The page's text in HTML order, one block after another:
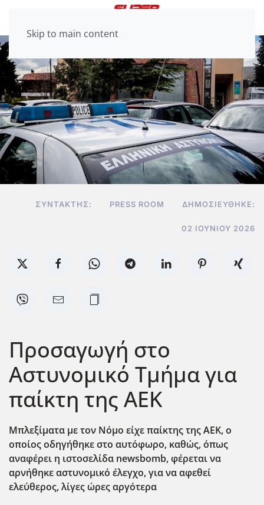
Skip to main content
ΣΥΝΤΆΚΤΗΣ: PRESS ROOM ΔΗΜΟΣΙΕΎΘΗΚΕ:
02 ΙΟΥΝΊΟΥ 2026
Προσαγωγή στο
Αστυνομικό Τμήμα για
παίκτη της ΑΕΚ
Μπλεξίματα με τον Νόμο είχε παίκτης της ΑΕΚ, ο
οποίος οδηγήθηκε στο αυτόφωρο, καθώς, όπως
αναφέρει η ιστοσελίδα newsbomb, φέρεται να
αρνήθηκε αστυνομικό έλεγχο, για να αφεθεί
ελεύθερος, λίγες ώρες αργότερα